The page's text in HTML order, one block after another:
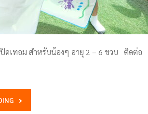
ดเทอม สำหรับน้องๆ อายุ 2 – 6 ขวบ ติดต่อ